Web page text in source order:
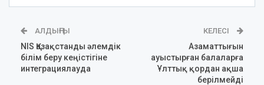
АЛДЫҢҒЫ
NIS Қазақстанды әлемдік
білім беру кеңістігіне
интеграциялауда
КЕЛЕСІ
Азаматтығын
ауыстырған балаларға
Ұлттық қордан ақша
берілмейді